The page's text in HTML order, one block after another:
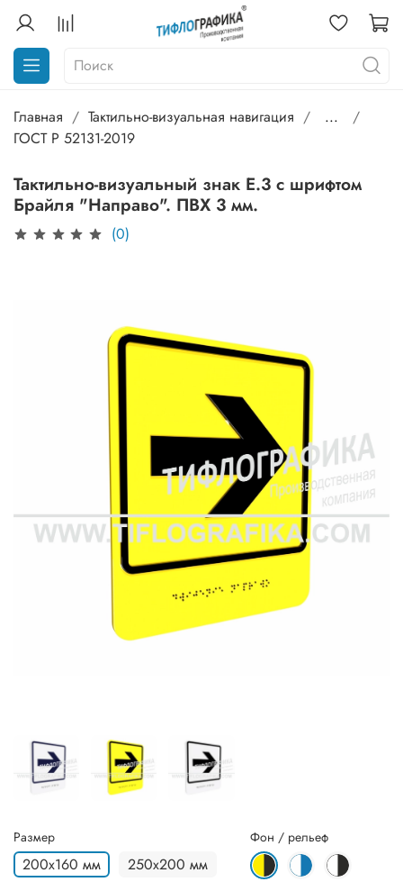
Главная Тактильно-визуальная навигация
...
ГОСТ Р 52131-2019
Тактильно-визуальный знак Е.3 с шрифтом
Брайля "Направо". ПВХ 3 мм.
(0)
Размер
200х160 мм 250х200 мм
Фон / рельеф